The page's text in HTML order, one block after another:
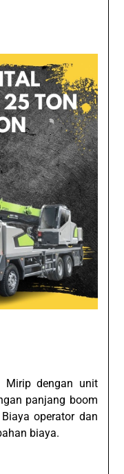
Mirip dengan unit
panjang boom
operator dan
biaya.